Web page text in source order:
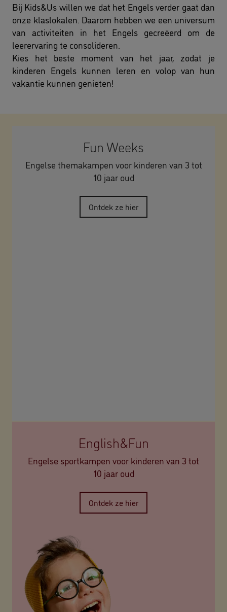
Bij Kids&Us willen we dat het Engels verder gaat dan
onze klaslokalen. Daarom hebben we een universum
van activiteiten in het Engels gecreëerd om de
leerervaring te consolideren.
Kies het beste moment van het jaar, zodat je
kinderen Engels kunnen leren en volop van hun
vakantie kunnen genieten!
Fun Weeks
Engelse themakampen voor kinderen van 3 tot
10 jaar oud
Ontdek ze hier
English&Fun
Engelse sportkampen voor kinderen van 3 tot
10 jaar oud
Ontdek ze hier